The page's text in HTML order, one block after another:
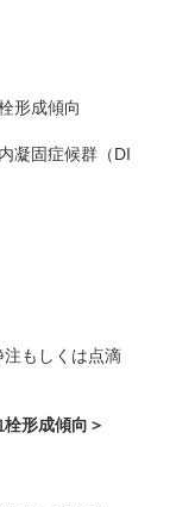
形成傾向
凝固症候群（DI
もしくは点滴
形成傾向＞